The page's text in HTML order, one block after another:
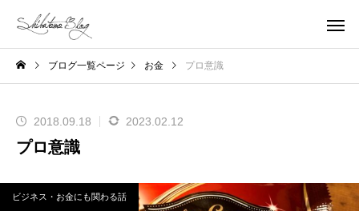
ブログ一覧ページ お金 プロ意識
2018.09.18 2023.02.12
プロ意識
ビジネス・お金にも関わる話